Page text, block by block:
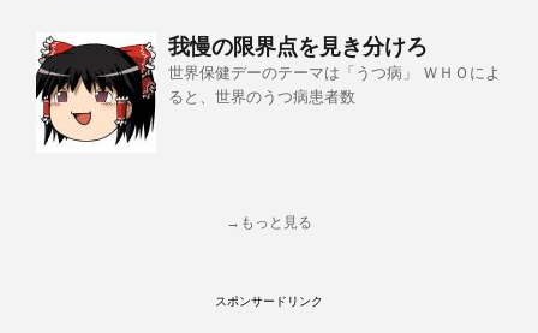
我慢の限界点を見き分けろ
世界保健デーのテーマは「うつ病」 ＷＨＯによ
ると、世界のうつ病患者数
→もっと見る
スポンサードリンク